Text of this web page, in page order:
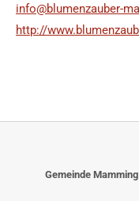
info@blumenzauber-
http://
Gemeinde Mamming